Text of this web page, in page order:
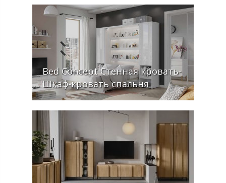
Bed Concept Стенная кровать-
Шкаф-кровать cпальня